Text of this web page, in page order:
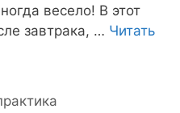
весело! В этот
завтрака, … Читать